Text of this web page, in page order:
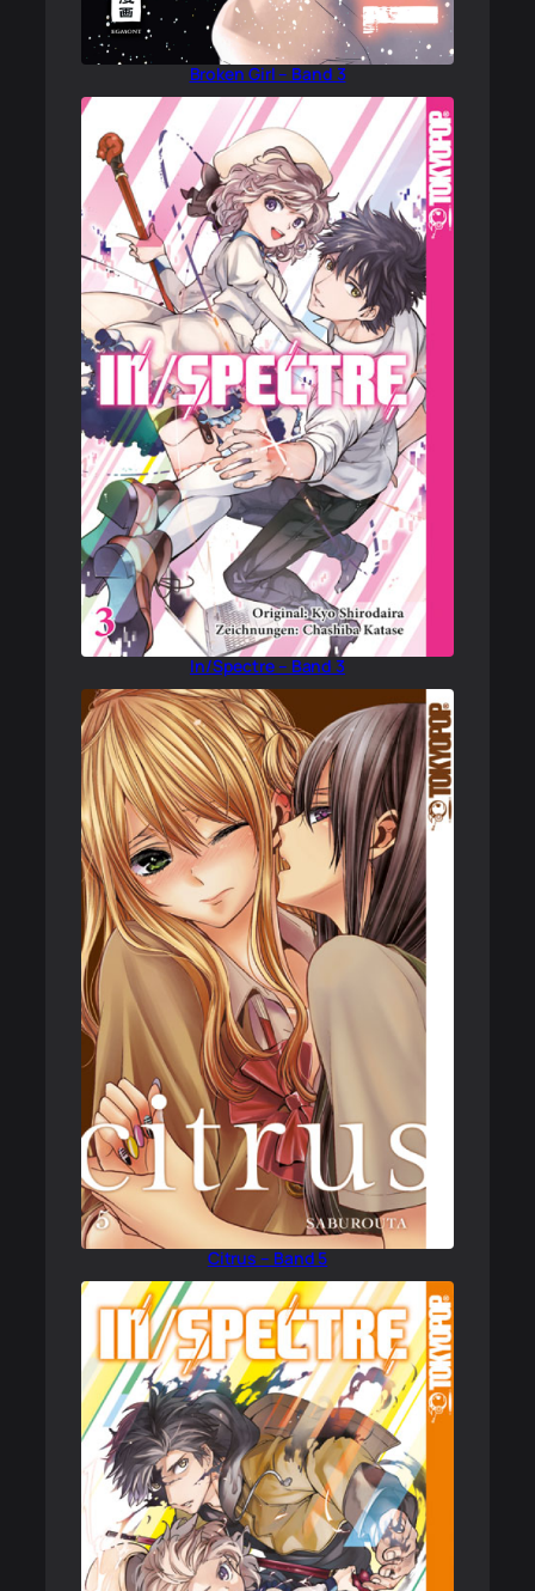
Broken Girl – Band 3
In/Spectre – Band 3
Citrus – Band 5